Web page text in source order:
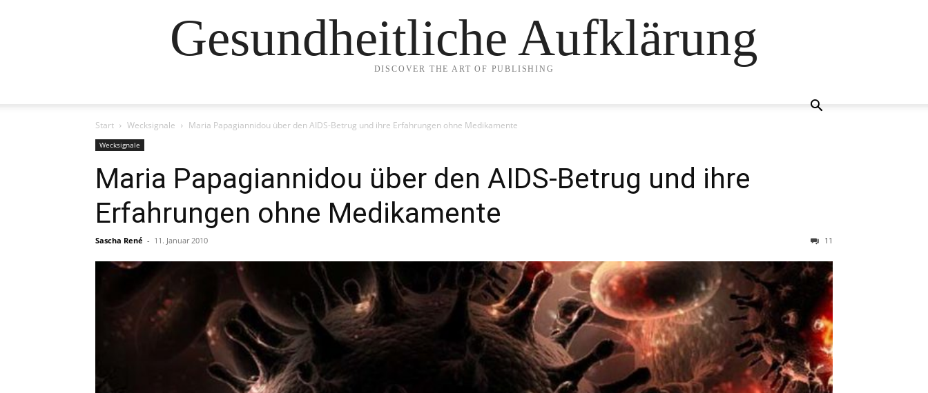
Gesundheitliche Aufklärung
DISCOVER THE ART OF PUBLISHING
Start Wecksignale Maria Papagiannidou über den AIDS-Betrug und ihre Erfahrungen ohne Medikamente
Wecksignale
Maria Papagiannidou über den AIDS-Betrug und ihre
Erfahrungen ohne Medikamente
Sascha René - 11. Januar 2010 11